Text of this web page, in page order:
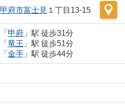
甲府市富士見 １丁目13-15
「 甲府」駅 徒歩31分
「 竜王 」駅 徒歩51分
「 金手」駅 徒歩44分